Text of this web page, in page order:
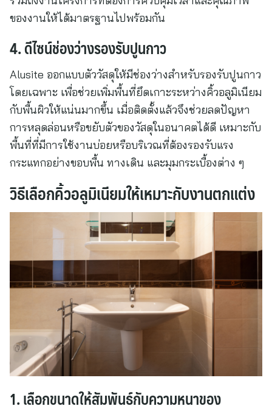
ของงานให้ได้มาตรฐานไปพร้อมกัน
4. ดีไซน์ช่องว่างรองรับปูนกาว
Alusite ออกแบบตัววัสดุให้มีช่องว่างสำหรับรองรับปูนกาว
โดยเฉพาะ เพื่อช่วยเพิ่มพื้นที่ยึดเกาะระหว่างคิ้วอลูมิเนียม
กับพื้นผิวให้แน่นมากขึ้น เมื่อติดตั้งแล้วจึงช่วยลดปัญหา
การหลุดล่อนหรือขยับตัวของวัสดุในอนาคตได้ดี เหมาะกับ
พื้นที่ที่มีการใช้งานบ่อยหรือบริเวณที่ต้องรองรับแรง
กระแทกอย่างขอบพื้น ทางเดิน และมุมกระเบื้องต่าง ๆ
วิธีเลือกคิ้วอลูมิเนียมให้เหมาะกับงานตกแต่ง
1. เลือกขนาดให้สัมพันธ์กับความหนาของ